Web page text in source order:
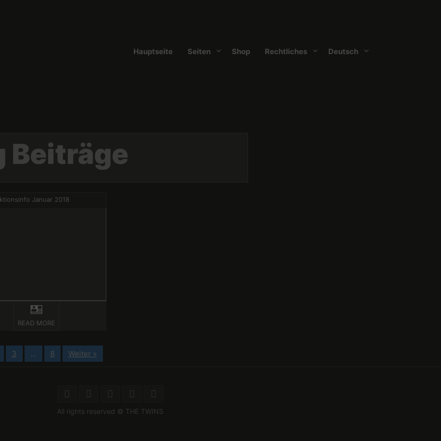
Hauptseite Seiten Shop Rechtliches Deutsch
Beiträge
Januar 2018
READ MORE
3 … 8 Weiter »
All rights reserved © THE TWINS